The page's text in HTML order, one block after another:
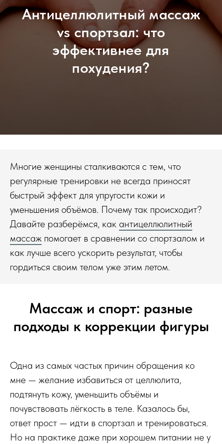
Антицеллюлитный массаж
vs спортзал: что
эффективнее для
похудения?
Многие женщины сталкиваются с тем, что
регулярные тренировки не всегда приносят
быстрый эффект для упругости кожи и
уменьшения объёмов. Почему так происходит?
Давайте разберёмся, как антицеллюлитный
массаж помогает в сравнении со спортзалом и
как лучше всего ускорить результат, чтобы
гордиться своим телом уже этим летом.
Массаж и спорт: разные
подходы к коррекции фигуры
Одна из самых частых причин обращения ко
мне — желание избавиться от целлюлита,
подтянуть кожу, уменьшить объёмы и
почувствовать лёгкость в теле. Казалось бы,
ответ прост — идти в спортзал и тренироваться.
Но на практике даже при хорошем питании не у